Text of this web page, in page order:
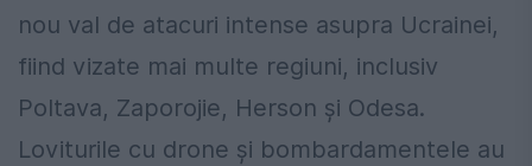
nou val de atacuri intense asupra Ucrainei,
fiind vizate mai multe regiuni, inclusiv
Poltava, Zaporojie, Herson și Odesa.
Loviturile cu drone și bombardamentele au